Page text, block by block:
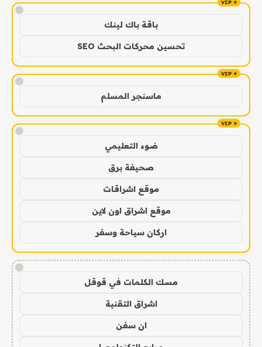
!
باقة باك لينك
تحسين محركات البحث SEO
!
ماسنجر المسلم
!
ضوء التعليمي
صحيفة برق
موقع اشراقات
موقع اشراق اون لاين
اركان سياحة وسفر
!
مسك الكلمات في قوقل
اشراق التقنية
ان سفن